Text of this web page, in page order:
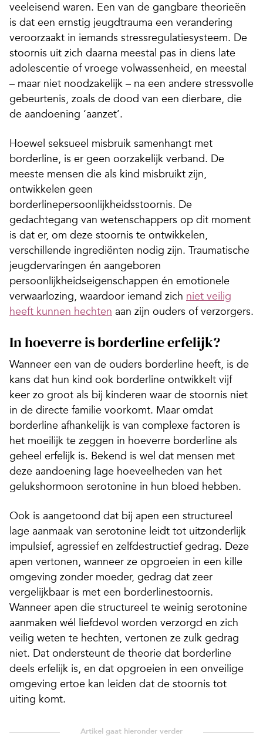
veeleisend waren. Een van de gangbare theorieën
is dat een ernstig jeugdtrauma een verandering
veroorzaakt in iemands stressregulatiesysteem. De
stoornis uit zich daarna meestal pas in diens late
adolescentie of vroege volwassenheid, en meestal
– maar niet noodzakelijk – na een andere stressvolle
gebeurtenis, zoals de dood van een dierbare, die
de aandoening ‘aanzet’.
Hoewel seksueel misbruik samenhangt met
borderline, is er geen oorzakelijk verband. De
meeste mensen die als kind misbruikt zijn,
ontwikkelen geen
borderlinepersoonlijkheidsstoornis. De
gedachtegang van wetenschappers op dit moment
is dat er, om deze stoornis te ontwikkelen,
verschillende ingrediënten nodig zijn. Traumatische
jeugdervaringen én aangeboren
persoonlijkheidseigenschappen én emotionele
verwaarlozing, waardoor iemand zich niet veilig
heeft kunnen hechten aan zijn ouders of verzorgers.
In hoeverre is borderline erfelijk?
Wanneer een van de ouders borderline heeft, is de
kans dat hun kind ook borderline ontwikkelt vijf
keer zo groot als bij kinderen waar de stoornis niet
in de directe familie voorkomt. Maar omdat
borderline afhankelijk is van complexe factoren is
het moeilijk te zeggen in hoeverre borderline als
geheel erfelijk is. Bekend is wel dat mensen met
deze aandoening lage hoeveelheden van het
gelukshormoon serotonine in hun bloed hebben.
Ook is aangetoond dat bij apen een structureel
lage aanmaak van serotonine leidt tot uitzonderlijk
impulsief, agressief en zelfdestructief gedrag. Deze
apen vertonen, wanneer ze opgroeien in een kille
omgeving zonder moeder, gedrag dat zeer
vergelijkbaar is met een borderlinestoornis.
Wanneer apen die structureel te weinig serotonine
aanmaken wél liefdevol worden verzorgd en zich
veilig weten te hechten, vertonen ze zulk gedrag
niet. Dat ondersteunt de theorie dat borderline
deels erfelijk is, en dat opgroeien in een onveilige
omgeving ertoe kan leiden dat de stoornis tot
uiting komt.